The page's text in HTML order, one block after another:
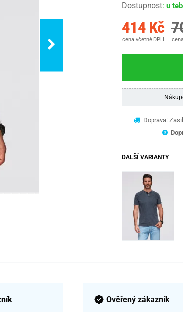
Dostupnost: u
414 Kč
cena včetně DPH
Doprava:
DALŠÍ VARIANTY
Ověřený zákazník